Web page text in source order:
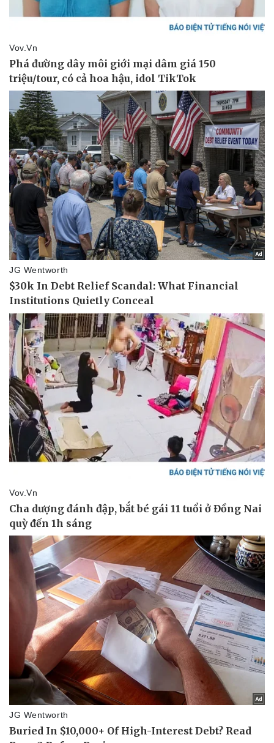
Pháp luật
Vụ án
Tin nóng
Tư vấn luật
Vũ khí
Phân tích